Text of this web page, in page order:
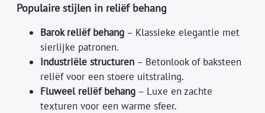
Populaire stijlen in reliëf behang
Barok reliëf behang – Klassieke elegantie met
sierlijke patronen.
Industriële structuren – Betonlook of baksteen
reliëf voor een stoere uitstraling.
Fluweel reliëf behang – Luxe en zachte
texturen voor een warme sfeer.